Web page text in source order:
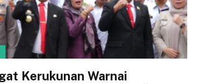
Kerukunan Warnai